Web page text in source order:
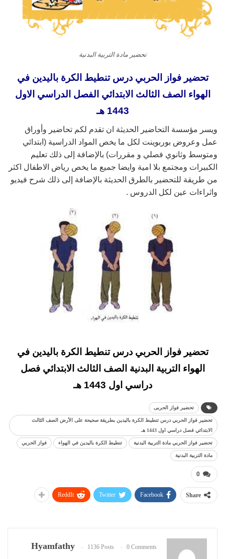
تحضير مادة التربية البدنية
تحضير فواز الحربي درس تنطيط الكرة باليدين في
الهواء الصف الثالث الابتدائي الفصل الدراسي الاول
1443 هـ
ويسر مؤسسة التحاضير الحديثة ان تقدم لكم تحاضير وأوراق
عمل وعروض بوربوينت لكل ما يخص المواد الدراسية (ابتدائي
ومتوسط وثانوي فصلي و مقررات) بالإضافة إلى ذلك تعليم
الكبيرات ومجتمع بلا امية وايضا جميع ما يخص رياض الاطفال اكثر
من طريقة للتحضير بالطرق الحديثة بالإضافة إلى ذلك شرح فيديو
واثراءات عين لكل الدروس .
تحضير فواز الحربي درس تنطيط الكرة باليدين في
الهواء التربية البدنية الصف الثالث الابتدائي فصل
دراسي اول 1443 هـ
تحضير فواز الحربى
تحضير فواز الحربي درس تنطيط الكرة باليدين بطريقة صحيحة على الأرض الصف الثالث
الابتدائي فصل دراسي اول 1443 هـ
تحضير فواز الحربي مادة التربية البدنية تنطيط الكرة باليدين في الهواء فواز الحربي
مادة التربية البدنية
0
Share
Facebook
Twitter
ReddIt
Hyamfathy 1136 Posts 0 Comments